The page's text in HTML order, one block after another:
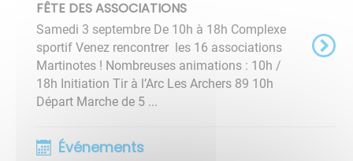
FÊTE DES ASSOCIATIONS
Samedi 3 septembre De 10h à 18h Complexe
sportif Venez rencontrer les 16 associations
Martinotes ! Nombreuses animations : 10h /
18h Initiation Tir à l’Arc Les Archers 89 10h
Départ Marche de 5 ...
Événements